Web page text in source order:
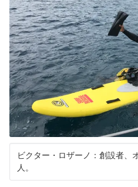
スピナーズカフェ
映画制作
もっと見る
スタッフブログ(英語)
コンタクト(英語)
会社案内
よくあるお問合せ
ビクター・ロザーノ：創設者、
人。